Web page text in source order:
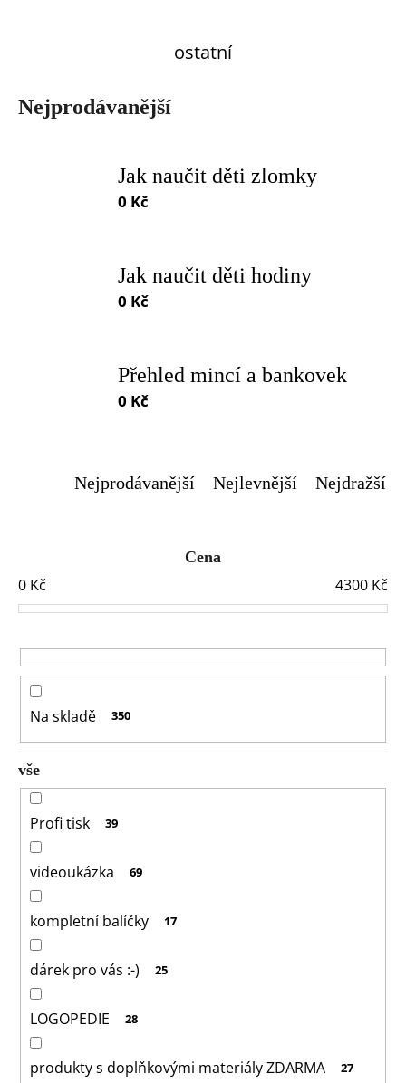
ostatní
Nejprodávanější
Jak naučit děti zlomky
0 Kč
Jak naučit děti hodiny
0 Kč
Přehled mincí a bankovek
0 Kč
Nejprodávanější Nejlevnější Nejdražší
Cena
0 Kč 4300 Kč
Na skladě 350
vše
Profi tisk 39
videoukázka 69
kompletní balíčky 17
dárek pro vás :-) 25
LOGOPEDIE 28
produkty s doplňkovými materiály ZDARMA 27
t
?
e